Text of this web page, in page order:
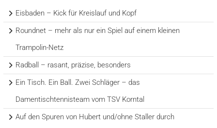
Eisbaden – Kick für Kreislauf und Kopf
Roundnet – mehr als nur ein Spiel auf einem kleinen
Trampolin-Netz
Radball – rasant, präzise, besonders
Ein Tisch. Ein Ball. Zwei Schläger – das
Damentischtennisteam vom TSV Korntal
Auf den Spuren von Hubert und/ohne Staller durch